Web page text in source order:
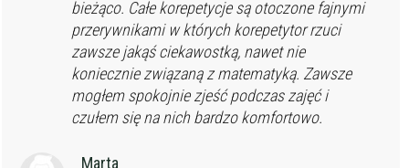
bieżąco. Całe korepetycje są otoczone fajnymi
przerywnikami w których korepetytor rzuci
zawsze jakąś ciekawostką, nawet nie
koniecznie związaną z matematyką. Zawsze
mogłem spokojnie zjeść podczas zajęć i
czułem się na nich bardzo komfortowo.
Marta